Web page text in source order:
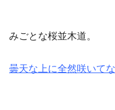
みごとな桜並木道。
曇天な上に全然咲いて